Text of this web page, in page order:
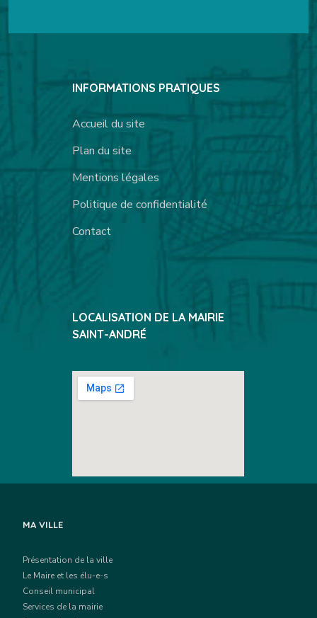
INFORMATIONS PRATIQUES
Accueil du site
Plan du site
Mentions légales
Politique de confidentialité
Contact
LOCALISATION DE LA MAIRIE
SAINT-ANDRÉ
MA VILLE
Présentation de la ville
Le Maire et les élu-e-s
Conseil municipal
Services de la mairie